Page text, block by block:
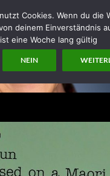
Cookies. Wenn du die
deinem Einverständnis
ist eine Woche lang gültig
NEIN